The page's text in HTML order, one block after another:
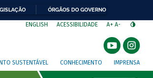
ÓRGÃOS DO GOVERNO
ENGLISH ACESSIBILIDADE A+ A-
SUSTENTÁVEL CONHECIMENTO IMPRENSA